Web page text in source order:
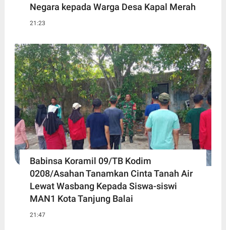
Negara kepada Warga Desa Kapal Merah
21:23
Babinsa Koramil 09/TB Kodim
0208/Asahan Tanamkan Cinta Tanah Air
Lewat Wasbang Kepada Siswa-siswi
MAN1 Kota Tanjung Balai
21:47